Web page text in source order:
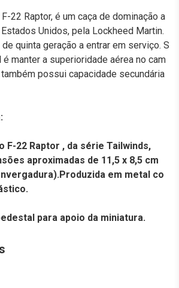
22 Raptor, é um caça de dominação a
Unidos, pela Lockheed Martin.
quinta geração a entrar em serviço. S
manter a superioridade aérea no cam
possui capacidade secundária
F-22 Raptor , da série Tailwinds,
aproximadas de 11,5 x 8,5 cm
em metal co
para apoio da miniatura.